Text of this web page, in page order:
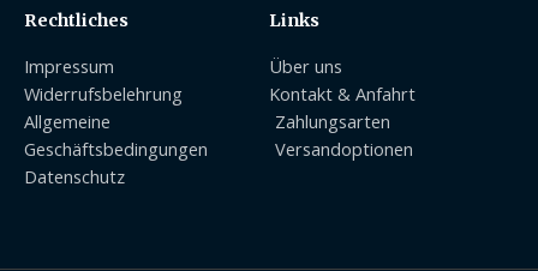
Rechtliches
Impressum
Widerrufsbelehrung
Allgemeine
Geschäftsbedingungen
Datenschutz
Links
Über uns
Kontakt & Anfahrt
Zahlungsarten
Versandoptionen